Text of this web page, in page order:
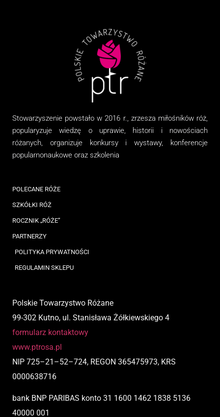
Stowarzyszenie powstało w 2016 r., zrzesza miłośników róż,
popularyzuje wiedzę o uprawie, historii i nowościach
różanych, organizujekonkursy i wystawy, konferencje
popularnonaukowe oraz szkolenia
POLECANE RÓŻE
SZKÓŁKI RÓŻ
ROCZNIK „RÓŻE”
PARTNERZY
POLITYKA PRYWATNOŚCI
REGULAMIN SKLEPU
Polskie Towarzystwo Różane
99-302 Kutno, ul. Stanisława Żółkiewskiego 4
formularz kontaktowy
www.ptrosa.pl
NIP 725–21 –52–724, REGON 365475973, KRS
0000638716
bank BNP PARIBAS konto 31 1600 1462 1838 5136
40000 001